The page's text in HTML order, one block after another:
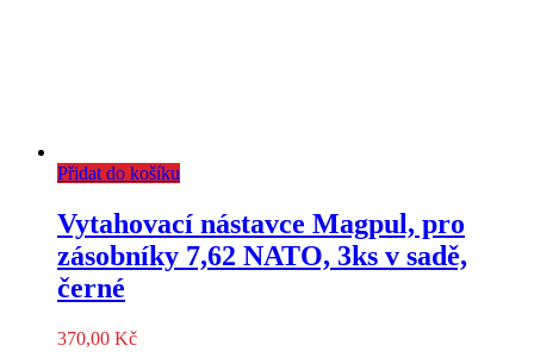
Přidat do košíku
Vytahovací nástavce Magpul, pro
zásobníky 7,62 NATO, 3ks v sadě,
černé
370,00 Kč